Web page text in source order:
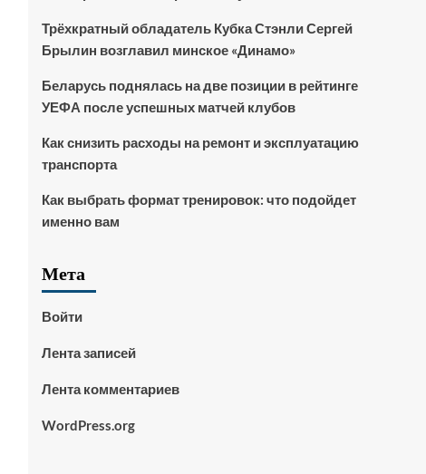
Трёхкратный обладатель Кубка Стэнли Сергей
Брылин возглавил минское «Динамо»
Беларусь поднялась на две позиции в рейтинге
УЕФА после успешных матчей клубов
Как снизить расходы на ремонт и эксплуатацию
транспорта
Как выбрать формат тренировок: что подойдет
именно вам
Мета
Войти
Лента записей
Лента комментариев
WordPress.org